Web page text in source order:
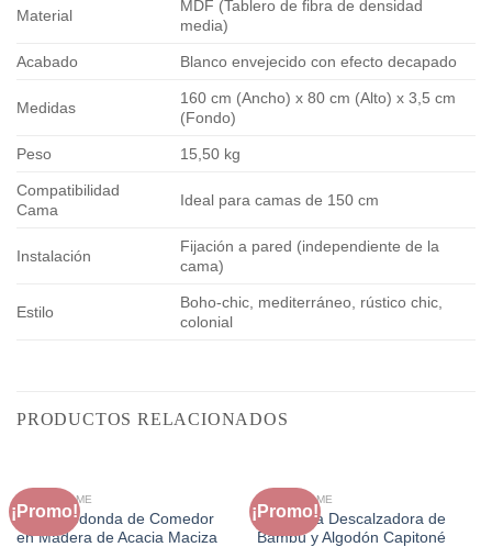
Material
MDF (Tablero de fibra de densidad
media)
Acabado Blanco envejecido con efecto decapado
Medidas
160 cm (Ancho) x 80 cm (Alto) x 3,5 cm
(Fondo)
Peso 15,50 kg
Compatibilidad
Cama
Ideal para camas de 150 cm
Instalación
Fijación a pared (independiente de la
cama)
Estilo
Boho-chic, mediterráneo, rústico chic,
colonial
PRODUCTOS RELACIONADOS
¡Promo!
FAURA HOME
Mesa Redonda de Comedor
en Madera de Acacia Maciza
¡Promo!
FAURA HOME
Banqueta Descalzadora de
Bambú y Algodón Capitoné